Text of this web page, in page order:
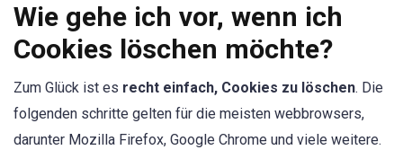
Wie gehe ich vor, wenn ich
Cookies löschen möchte?
Zum Glück ist es recht einfach, Cookies zu löschen. Die
folgenden schritte gelten für die meisten webbrowsers,
darunter Mozilla Firefox, Google Chrome und viele weitere.